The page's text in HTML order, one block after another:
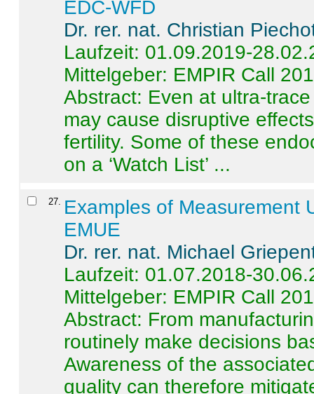
EDC-WFD
Dr. rer. nat. Christian
Laufzeit: 01.09.2019-
Mittelgeber: EMPIR Call
Abstract: Even at ultra-
may cause disruptive
fertility. Some of these
on a ‘Watch List’ ...
27. Examples of Measurement
EMUE
Dr. rer. nat. Michael
Laufzeit: 01.07.2018-
Mittelgeber: EMPIR Call
Abstract: From
routinely make decisions
Awareness of the
quality can therefore